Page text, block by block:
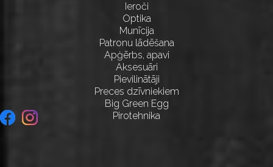
Ieroči
Optika
Munīcija
Patronu lādēšana
Apģērbs, apavi
Aksesuāri
Pievilinātāji
Preces dzīvniekiem
Big Green Egg
Pirotehnika